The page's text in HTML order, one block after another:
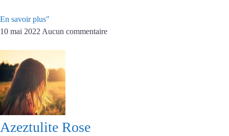
En savoir plus"
10 mai 2022 Aucun commentaire
Azeztulite Rose